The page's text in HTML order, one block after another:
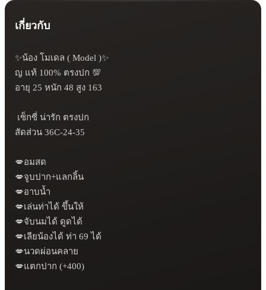
เกี่ยวกับ
✨น้อง โมเดล ( Model )✨
ญ แท้ 100% ตรงปก 💯
อายุ 25 หนัก 48 สูง 163
สัดส่วน 36C-24-35
💋อมสด
💋จูบปาก+แลกลิ้น
💋อาบน้ำ
💋เล่นท่าได้ ขึ้นให้
💋จับนมได้ ดูดได้
💋เลียน้องได้ ท่า 69 ได้
💋นวดผ่อนคลาย
💋แตกปาก (+400)